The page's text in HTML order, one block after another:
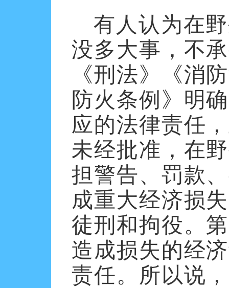
有人认为在
没多大事，不
《刑法》《消
防火条例》明
应的法律责任
未经批准，在
担警告、罚款
成重大经济损
徒刑和拘役。
造成损失的经
责任。所以说